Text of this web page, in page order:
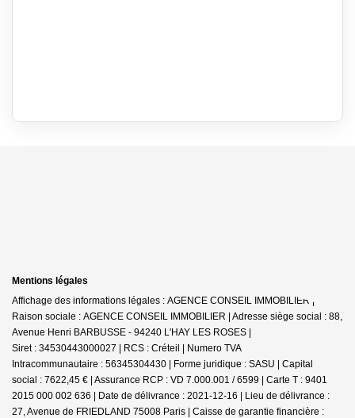
Mentions légales
Affichage des informations légales : AGENCE CONSEIL IMMOBILIER |
Raison sociale : AGENCE CONSEIL IMMOBILIER | Adresse siège social : 88,
Avenue Henri BARBUSSE - 94240 L'HAY LES ROSES |
Siret : 34530443000027 | RCS : Créteil | Numero TVA
Intracommunautaire : 56345304430 | Forme juridique : SASU | Capital
social : 7622,45 € | Assurance RCP : VD 7.000.001 / 6599 | Carte T : 9401
2015 000 002 636 | Date de délivrance : 2021-12-16 | Lieu de délivrance :
27, Avenue de FRIEDLAND 75008 Paris | Caisse de garantie financière :